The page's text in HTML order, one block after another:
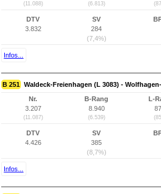
(11.088) (6.813)
DTV
3.832
SV
284
(7,4%)
Infos...
B 251 Waldeck-Freienhagen (L 3083) -
Nr.
3.207
(11.087)
B-Rang
8.940
(6.539)
L-
DTV
4.426
SV
385
(8,7%)
Infos...